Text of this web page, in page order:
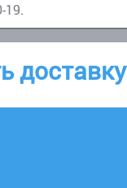
19.
доставку